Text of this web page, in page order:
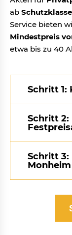
ab
Service bieten
Mindestpreis
etwa bis zu 40
Schritt 1:
Schritt 2:
Schritt 3: